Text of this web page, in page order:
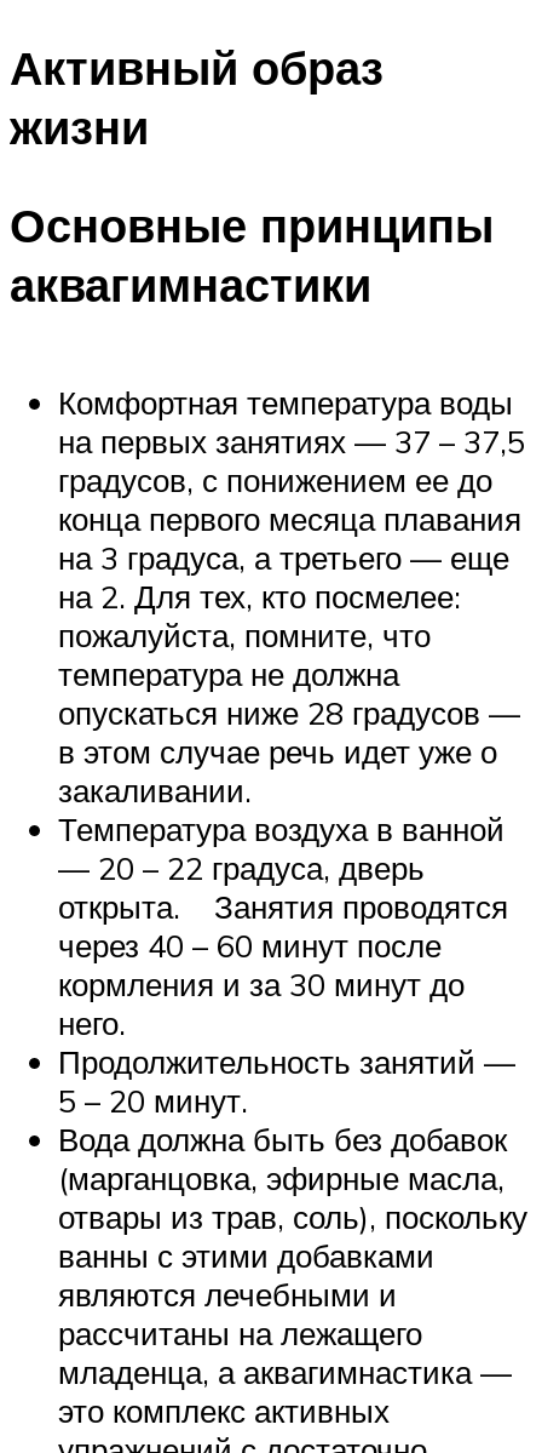
Активный образ
жизни
Основные принципы
аквагимнастики
Комфортная температура воды
на первых занятиях — 37 – 37,5
градусов, с понижением ее до
конца первого месяца плавания
на 3 градуса, а третьего — еще
на 2. Для тех, кто посмелее:
пожалуйста, помните, что
температура не должна
опускаться ниже 28 градусов —
в этом случае речь идет уже о
закаливании.
Температура воздуха в ванной
— 20 – 22 градуса, дверь
открыта. Занятия проводятся
через 40 – 60 минут после
кормления и за 30 минут до
него.
Продолжительность занятий —
5 – 20 минут.
Вода должна быть без добавок
(марганцовка, эфирные масла,
отвары из трав, соль), поскольку
ванны с этими добавками
являются лечебными и
рассчитаны на лежащего
младенца, а аквагимнастика —
это комплекс активных